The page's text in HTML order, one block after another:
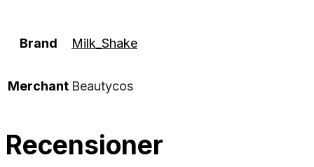
Brand Milk_Shake
Merchant Beautycos
Recensioner